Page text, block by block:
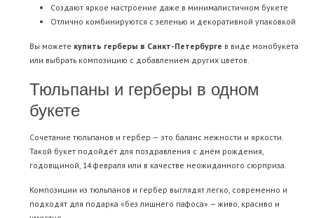
Создают яркое настроение даже в минималистичном букете
Отлично комбинируются с зеленью и декоративной упаковкой
Вы можете купить герберы в Санкт-Петербурге в виде монобукета
или выбрать композицию с добавлением других цветов.
Тюльпаны и герберы в одном
букете
Сочетание тюльпанов и гербер — это баланс нежности и яркости.
Такой букет подойдёт для поздравления с днём рождения,
годовщиной, 14 февраля или в качестве неожиданного сюрприза.
Композиции из тюльпанов и гербер выглядят легко, современно и
подходят для подарка «без лишнего пафоса» — живо, красиво и